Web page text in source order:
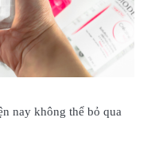
nay không thể bỏ qua